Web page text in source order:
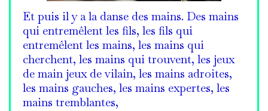
Et puis il y a la danse des mains. Des mains
qui entremêlent les fils, les fils qui
entremêlent les mains, les mains qui
cherchent, les mains qui trouvent, les jeux
de main jeux de vilain, les mains adroites,
les mains gauches, les mains expertes, les
mains tremblantes,